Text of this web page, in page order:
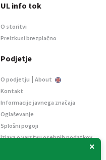
×
UL info tok
O storitvi
Preizkusi brezplačno
Podjetje
O podjetju | About
Kontakt
Informacije javnega značaja
Oglaševanje
Splošni pogoji
Izjava o varstvu osebnih podatkov